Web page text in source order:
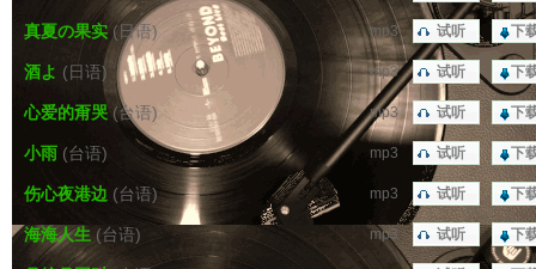
真夏の果实 (日语)
酒よ (日语)
心爱的甭哭 (台语)
小雨 (台语)
伤心夜港边 (台语)
海海人生 (台语)
下
下
下
下
下
下
mp3 试听
mp3 试听
mp3 试听
mp3 试听
mp3 试听
mp3 试听